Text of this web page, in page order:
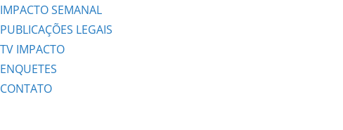
IMPACTO SEMANAL
PUBLICAÇÕES LEGAIS
TV IMPACTO
ENQUETES
CONTATO